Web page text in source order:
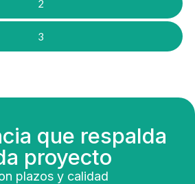
2
3
que respalda
proyecto
plazos y calidad